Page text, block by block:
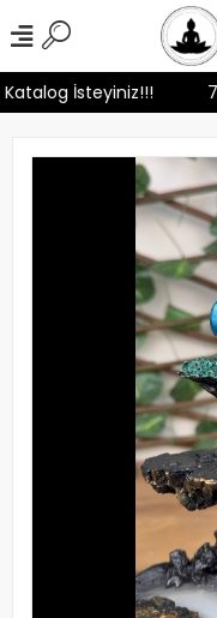
Katalog İsteyiniz!!!